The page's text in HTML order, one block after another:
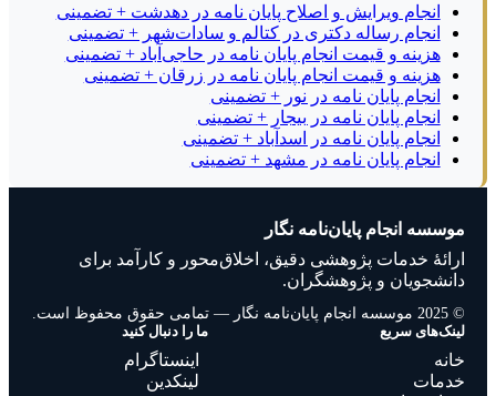
انجام ویرایش و اصلاح پایان نامه در دهدشت + تضمینی
انجام رساله دکتری در کتالم و سادات‌شهر + تضمینی
هزینه و قیمت انجام پایان نامه در حاجی‌آباد + تضمینی
هزینه و قیمت انجام پایان نامه در زرقان + تضمینی
انجام پایان نامه در نور + تضمینی
انجام پایان نامه در بیجار + تضمینی
انجام پایان نامه در اسدآباد + تضمینی
انجام پایان نامه در مشهد + تضمینی
موسسه انجام پایان‌نامه نگار
ارائهٔ خدمات پژوهشی دقیق، اخلاق‌محور و کارآمد برای
دانشجویان و پژوهشگران.
© 2025 موسسه انجام پایان‌نامه نگار — تمامی حقوق محفوظ است.
لینک‌های سریع
خانه
خدمات
ما را دنبال کنید
اینستاگرام
لینکدین